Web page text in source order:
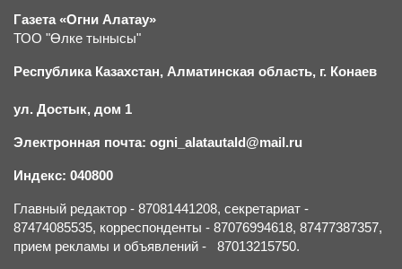
Газета «Огни Алатау»
ТОО "Өлке тынысы"
Республика Казахстан, Алматинская область, г. Конаев
ул. Достык, дом 1
Электронная почта: ogni_alatautald@mail.ru
Индекс: 040800
Главный редактор - 87081441208, секретариат -
87474085535, корреспонденты - 87076994618, 87477387357,
прием рекламы и объявлений - 87013215750.